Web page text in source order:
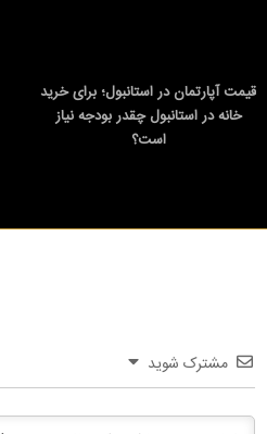
قیمت آپارتمان در استانبول؛ برای خرید
خانه در استانبول چقدر بودجه نیاز
است؟
مشترک شوید